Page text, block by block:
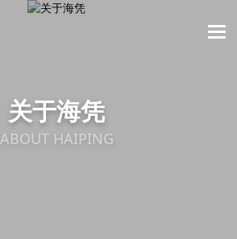
关于海凭
ABOUT HAIPING